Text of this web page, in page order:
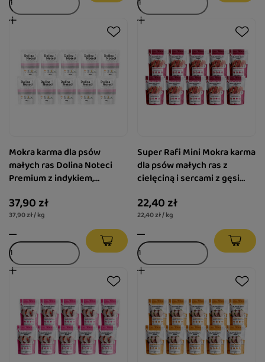
Mokra karma dla psów
małych ras Dolina Noteci
Premium z indykiem,
10 x 100 g
37,90 zł
37,90 zł / kg
Super Rafi Mini Mokra karma
dla psów małych ras z
cielęciną i sercami z gęsi
22,40 zł
22,40 zł / kg